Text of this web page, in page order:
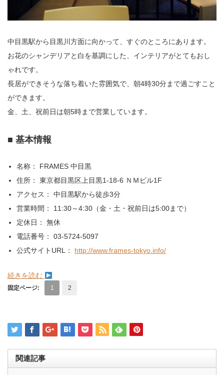
中目黒駅から目黒川方面に向かって、すぐのところにあります。
お花のシャンデリアと白を基調にした、インテリアがとてもおし
ゃれです。
長居ができそうな落ち着いた雰囲気で、朝4時30分まで過ごすこと
ができます。
金、土、祝前日は朝5時まで営業しています。
■ 基本情報
名称： FRAMES 中目黒
住所： 東京都目黒区上目黒1-18-6 ＮＭビル1F
アクセス： 中目黒駅から徒歩3分
営業時間： 11:30～4:30（金・土・祝前日は5:00まで）
定休日： 無休
電話番号： 03-5724-5097
公式サイトURL： http://www.frames-tokyo.info/
続きを読む
固定ページ: 1 2
関連記事